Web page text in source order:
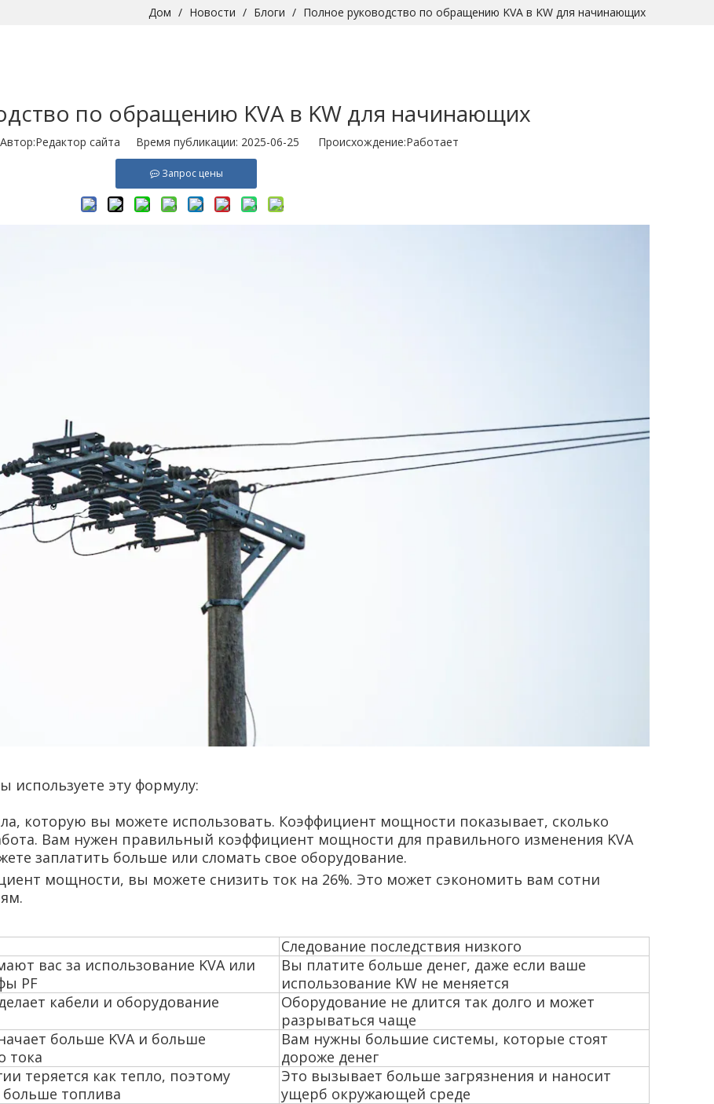
Дом / Новости / Блоги / Полное руководство по обращению KVA в KW для начинающих
по обращению KVA в KW для начинающих
сайта Время публикации: 2025-06-25 Происхождение:Работает
Запрос цены
используете эту формулу:
которую вы можете использовать. Коэффициент мощности показывает, сколько
Вам нужен правильный коэффициент мощности для правильного изменения KVA
заплатить больше или сломать свое оборудование.
мощности, вы можете снизить ток на 26%. Это может сэкономить вам сотни
Следование последствия низкого
вас за использование KVA или
PF
Вы платите больше денег, даже если ваше
использование KW не меняется
кабели и оборудование
Оборудование не длится так долго и может
разрываться чаще
больше KVA и больше
тока
Вам нужны большие системы, которые стоят
дороже денег
теряется как тепло, поэтому
больше топлива
Это вызывает больше загрязнения и наносит
ущерб окружающей среде